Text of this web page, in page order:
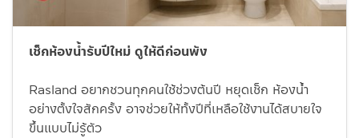
เช็กห้องน้ำรับปีใหม่ ดูให้ดีก่อนพัง
Rasland อยากชวนทุกคนใช้ช่วงต้นปี หยุดเช็ก ห้องน้ำ
อย่างตั้งใจสักครั้ง อาจช่วยให้ทั้งปีที่เหลือใช้งานได้สบายใจ
ขึ้นแบบไม่รู้ตัว